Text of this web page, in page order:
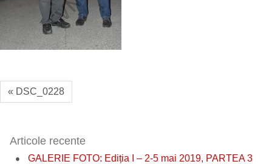
« DSC_0228
Articole recente
GALERIE FOTO: Ediția I – 2-5 mai 2019, PARTEA 3